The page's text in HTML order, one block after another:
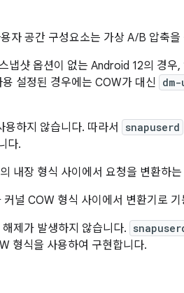
자 공간 구성요소는 가상 A/B 압축을
냅샷 옵션이 없는 Android 12의 경우
설정된 경우에는 COW가 대신
하지 않습니다. 따라서
snapuserd
다.
널 COW 형식 사이에서 변환기로
제가 발생하지 않습니다.
형식을 사용하여 구현합니다.